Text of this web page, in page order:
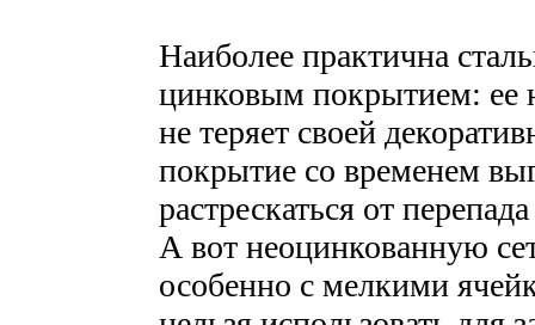
Наиболее практична
цинковым покрытием: ее
не теряет своей
покрытие со временем
растрескаться от
А вот неоцинкованную
особенно с мелкими